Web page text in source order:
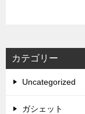
カテゴリー
Uncategorized
ガシェット